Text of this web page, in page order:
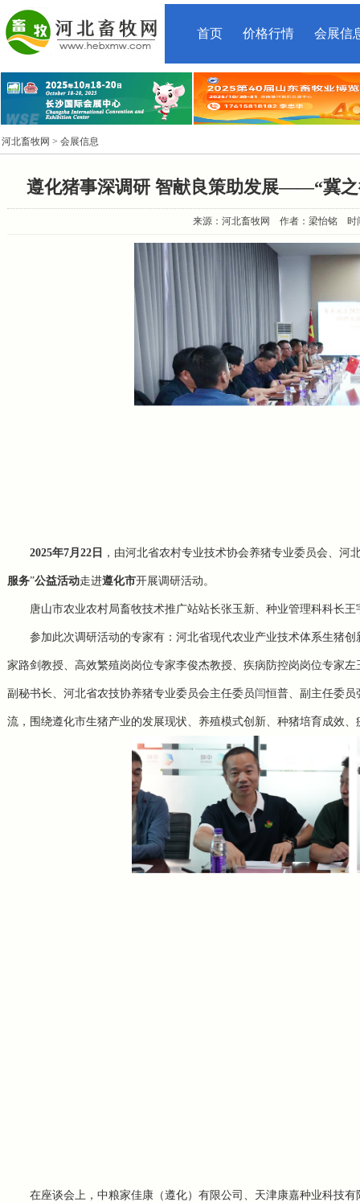
首页 价格行情 会展信
河北畜牧网 > 会展信息
遵化猪事深调研 智献良策助发展——“冀
来源：河北畜牧网 作者：梁怡铭 时
2025年7月22日 ，由河北省农村专业技术协会养猪专业委员会、河
服务”公益活动走进遵化市开展调研活动。
唐山市农业农村局畜牧技术推广站站长张玉新、种业管理科科长
参加此次调研活动的专家有：河北省现代农业产业技术体系生猪
家路剑教授、高效繁殖岗岗位专家李俊杰教授、疾病防控岗岗位专家
副秘书长、河北省农技协养猪专业委员会主任委员闫恒普、副主任委
流，围绕遵化市生猪产业的发展现状、养殖模式创新、种猪培育成效
在座谈会上，中粮家佳康（遵化）有限公司、天津康嘉种业科技